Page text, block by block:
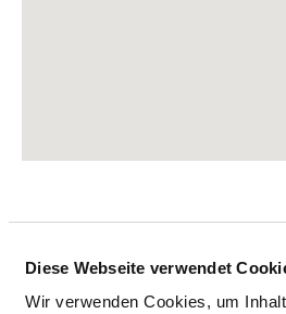
Diese Webseite verwendet
Wir verwenden Cookies, um
Am Europakanal 71